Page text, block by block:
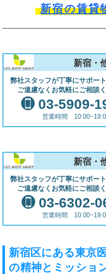
新宿の賃貸
新宿・
弊社スタッフが丁寧にサポート
ご遠慮なくお気軽にご相談く
03-5909-
営業時間
新宿・
弊社スタッフが丁寧にサポート
ご遠慮なくお気軽にご相談く
03-6302-
営業時間
新宿区にある東京
の精神とミッショ